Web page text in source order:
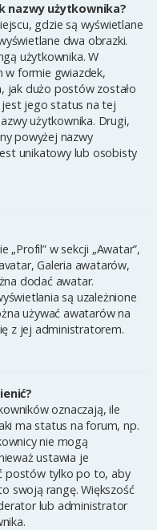
nazwy użytkownika?
gdzie są wyświetlane
dwa obrazki.
użytkownika. W
w formie gwiazdek,
jak dużo postów zostało
jest jego status na tej
użytkownika. Drugi,
powyżej nazwy
unikatowy lub osobisty
„Profil” w sekcji „Awatar”,
Galeria awatarów,
dodać awatar.
są uzależnione
używać awatarów na
z jej administratorem.
oznaczają, ile
ma status na forum, np.
nie mogą
ustawia je
postów tylko po to, aby
swoją rangę. Większość
lub administrator